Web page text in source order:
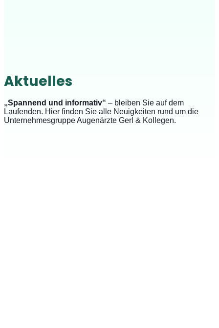
Aktuelles
„Spannend und informativ“ – bleiben Sie auf dem
Laufenden. Hier finden Sie alle Neuigkeiten rund um die
Unternehmesgruppe Augenärzte Gerl & Kollegen.